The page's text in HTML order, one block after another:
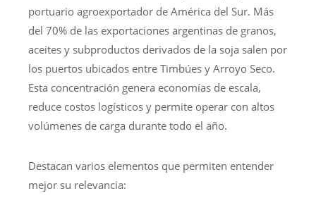
portuario agroexportador de América del Sur. Más
del 70% de las exportaciones argentinas de granos,
aceites y subproductos derivados de la soja salen por
los puertos ubicados entre Timbúes y Arroyo Seco.
Esta concentración genera economías de escala,
reduce costos logísticos y permite operar con altos
volúmenes de carga durante todo el año.
Destacan varios elementos que permiten entender
mejor su relevancia: